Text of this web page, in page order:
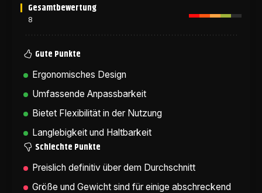
Gesamtbewertung
8
Gute Punkte
Ergonomisches Design
Umfassende Anpassbarkeit
Bietet Flexibilität in der Nutzung
Langlebigkeit und Haltbarkeit
Schlechte Punkte
Preislich definitiv über dem Durchschnitt
Größe und Gewicht sind für einige abschreckend